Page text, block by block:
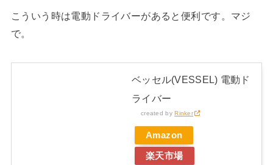
こういう時は電動ドライバーがあると便利です。マジ
で。
ベッセル(VESSEL) 電動ド
ライバー
created byRinker
Amazon
楽天市場